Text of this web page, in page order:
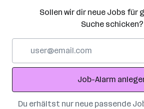
Sollen wir dir neue Jobs für
Suche schicken?
Adresse
Job-Alarm
Du erhältst nur neue passende